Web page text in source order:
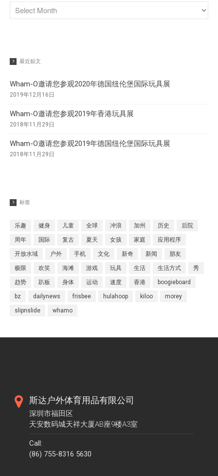
最近贴文
Wham-O邀请您参观2020年德国纽伦堡国际玩具展
2019年12月16日
Wham-O邀请您参观2019年香港玩具展
2018年11月29日
Wham-O邀请您参观2019年德国纽伦堡国际玩具展
2018年11月29日
标签
乐趣 健身 儿童 全球 冲浪 加州 历史 后院
周年 国际 复古 夏天 女孩 家庭 应用程序
开放水域 户外 手机 文化 新奇 新闻 朋友
极限 欢笑 海滩 游戏 玩具 生活 生活方式 秀
趋势 趴板 身体 运动 速度 香港 boogieboard
bz dailynews frisbee hulahoop kiloo morey
slipnslide whamo
斯达户外体育用品有限公司
深圳市福田区
天安数码城天祥大厦AB座9楼A3室
Call:
(86) 755-8316 5630